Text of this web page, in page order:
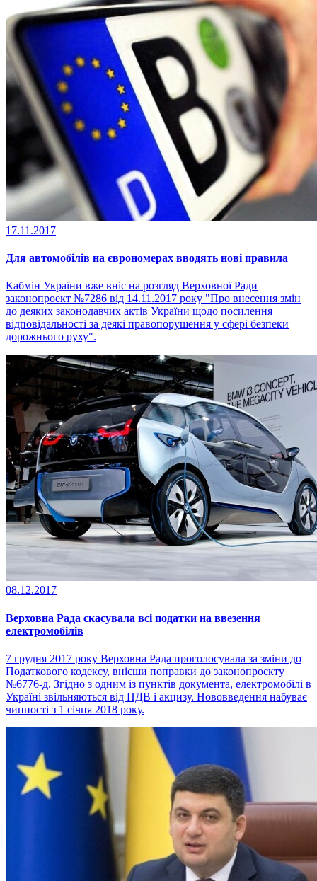
17.11.2017
Для автомобілів на єврономерах вводять нові правила
Кабмін України вже вніс на розгляд Верховної Ради
законопроект №7286 від 14.11.2017 року "Про внесення змін
до деяких законодавчих актів України щодо посилення
відповідальності за деякі правопорушення у сфері безпеки
дорожнього руху".
08.12.2017
Верховна Рада скасувала всі податки на ввезення
електромобілів
7 грудня 2017 року Верховна Рада проголосувала за зміни до
Податкового кодексу, внісши поправки до законопроєкту
№6776-д. Згідно з одним із пунктів документа, електромобілі в
Україні звільняються від ПДВ і акцизу. Нововведення набуває
чинності з 1 січня 2018 року.